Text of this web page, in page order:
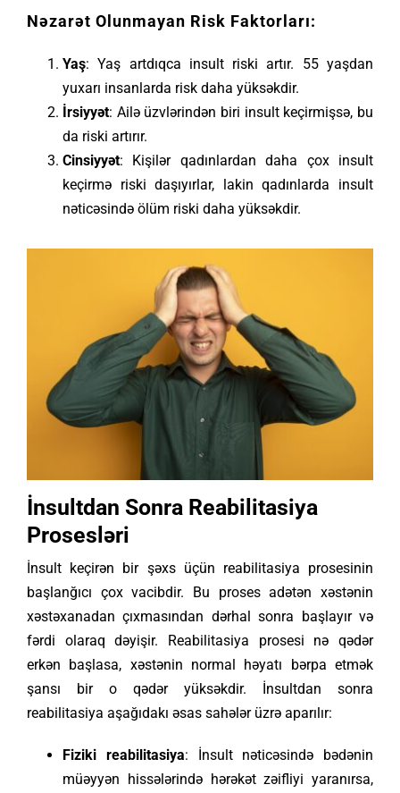
Nəzarət Olunmayan Risk Faktorları:
Yaş: Yaş artdıqca insult riski artır. 55 yaşdan
yuxarı insanlarda risk daha yüksəkdir.
İrsiyyət: Ailə üzvlərindən biri insult keçirmişsə, bu
da riski artırır.
Cinsiyyət: Kişilər qadınlardan daha çox insult
keçirmə riski daşıyırlar, lakin qadınlarda insult
nəticəsində ölüm riski daha yüksəkdir.
İnsultdan Sonra Reabilitasiya
Prosesləri
İnsult keçirən bir şəxs üçün reabilitasiya prosesinin
başlanğıcı çox vacibdir. Bu proses adətən xəstənin
xəstəxanadan çıxmasından dərhal sonra başlayır və
fərdi olaraq dəyişir. Reabilitasiya prosesi nə qədər
erkən başlasa, xəstənin normal həyatı bərpa etmək
şansı bir o qədər yüksəkdir. İnsultdan sonra
reabilitasiya aşağıdakı əsas sahələr üzrə aparılır:
Fiziki reabilitasiya: İnsult nəticəsində bədənin
müəyyən hissələrində hərəkət zəifliyi yaranırsa,